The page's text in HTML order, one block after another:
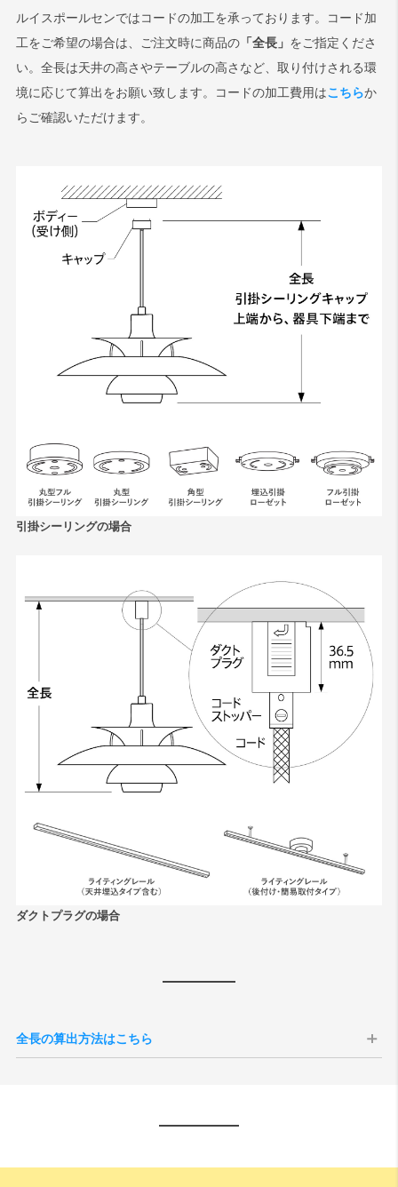
ルイスポールセンではコードの加工を承っております。コード加
工をご希望の場合は、ご注文時に商品の「全長」 をご指定くださ
い。全長は天井の高さやテーブルの高さなど、取り付けされる環
境に応じて算出をお願い致します。コードの加工費用はこちらか
らご確認いただけます。
引掛シーリングの場合
ダクトプラグの場合
全長の算出方法はこちら